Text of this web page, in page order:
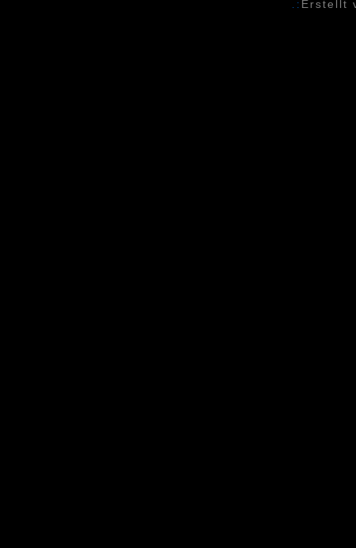
.: Erstellt